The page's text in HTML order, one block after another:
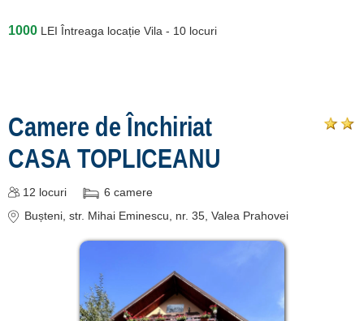
1000 LEI Întreaga locație Vila - 10 locuri
Camere de Închiriat
CASA TOPLICEANU
12 locuri 6 camere
Bușteni, str. Mihai Eminescu, nr. 35, Valea Prahovei